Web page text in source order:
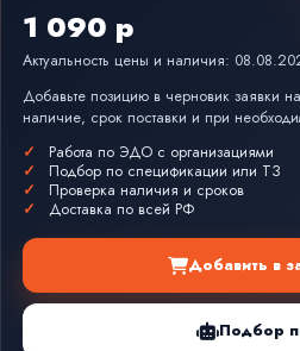
1 090 р
Актуальность цены и наличия:
Добавьте позицию в черновик заявки
наличие, срок поставки и при
Работа по ЭДО с организациями
Подбор по спецификации или ТЗ
Проверка наличия и сроков
Доставка по всей РФ
Добавить в
Подбор